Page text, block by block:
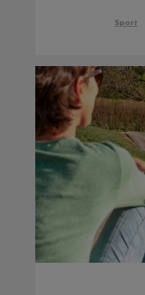
Sport